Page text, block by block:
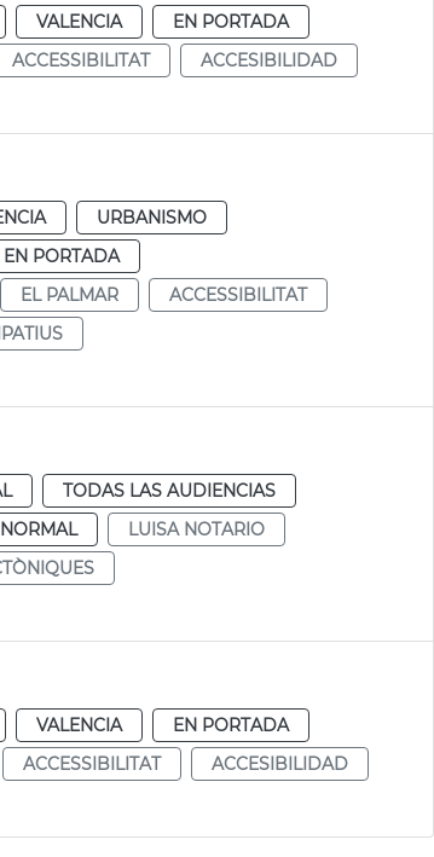
VALENCIA
EN PORTADA
ACCESSIBILITAT
ACCESIBILIDAD
URBANISMO
EN PORTADA
EL PALMAR
ACCESSIBILITAT
TODAS LAS AUDIENCIAS
NORMAL
LUISA NOTARIO
VALENCIA
EN PORTADA
ACCESSIBILITAT
ACCESIBILIDAD